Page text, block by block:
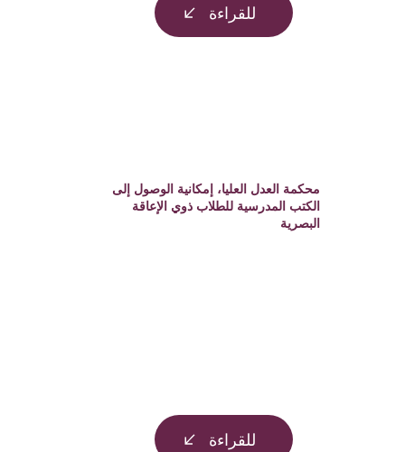
للقراءة
محكمة العدل العليا، إمكانية الوصول إلى
الكتب المدرسية للطلاب ذوي الإعاقة
البصرية
للقراءة